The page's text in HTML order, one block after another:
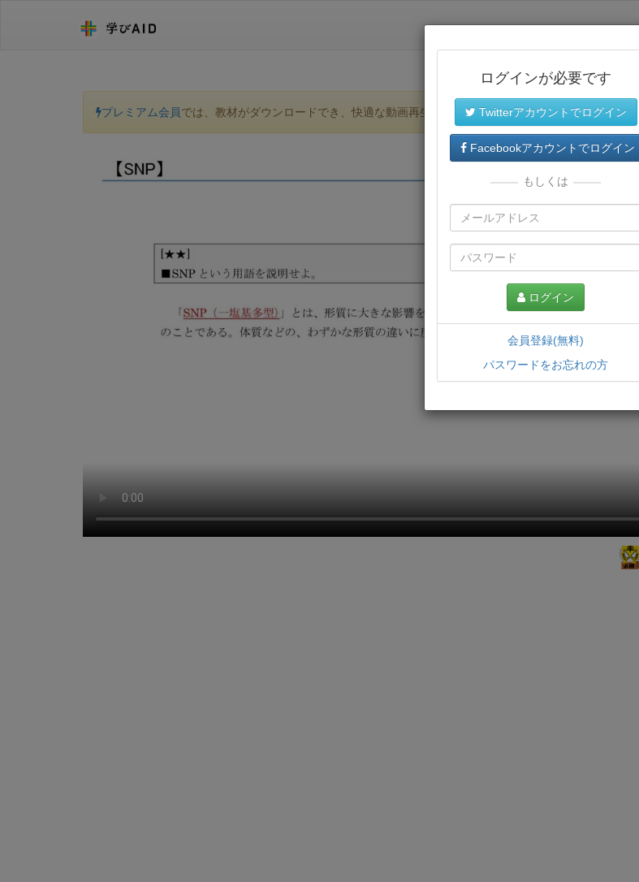
プレミアム会員では、教材がダウンロードでき、快適な動画再生環境が提供されます。
ログインが必要です
Twitterアカウントでログイン
Facebookアカウントでログイン
もしくは
ログイン
会員登録(無料)
パスワードをお忘れの方